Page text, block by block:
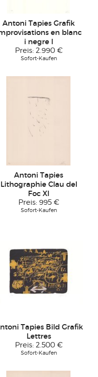
Antoni Tapies Grafik
en blanc
i negre I
Preis: 2.990 €
Sofort-Kaufen
Antoni Tapies
Lithographie Clau del
Foc XI
Preis: 995 €
Sofort-Kaufen
Tapies Bild Grafik
Lettres
Preis: 2.500 €
Sofort-Kaufen